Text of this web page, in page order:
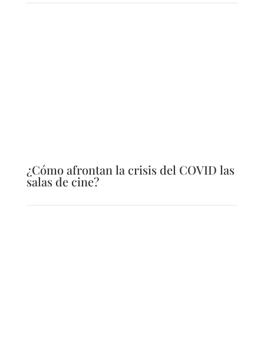
¿Cómo afrontan la crisis del COVID las
salas de cine?